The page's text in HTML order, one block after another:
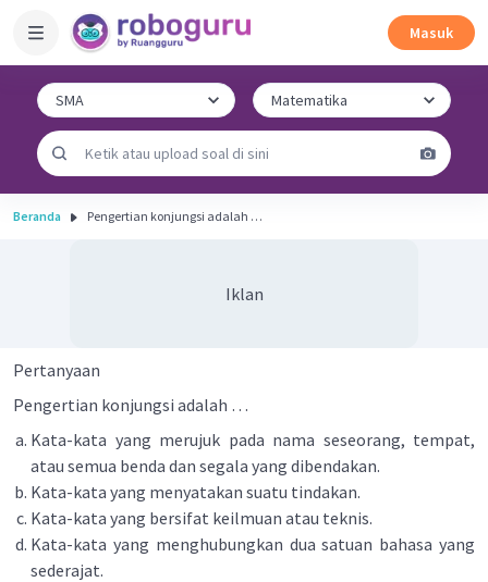
Masuk
Beranda Pengertian konjungsi adalah …
Iklan
Pertanyaan
Pengertian konjungsi adalah …
Kata-kata yang merujuk pada nama seseorang, tempat,
atau semua benda dan segala yang dibendakan.
Kata-kata yang menyatakan suatu tindakan.
Kata-kata yang bersifat keilmuan atau teknis.
Kata-kata yang menghubungkan dua satuan bahasa yang
sederajat.